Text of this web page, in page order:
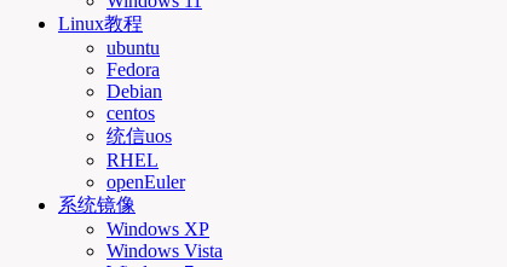
Linux教程
ubuntu
Fedora
Debian
centos
统信uos
RHEL
openEuler
系统镜像
Windows XP
Windows Vista